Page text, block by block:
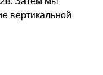
вертикальной